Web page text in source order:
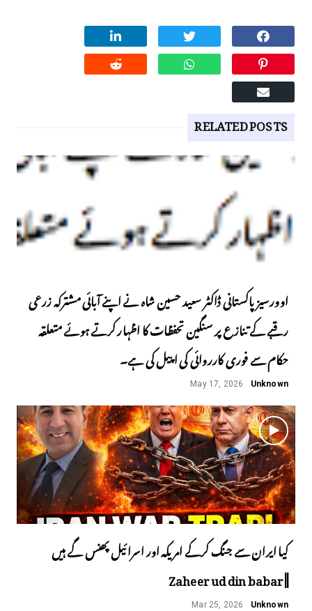
RELATED POSTS
اوورسیز پاکستانی ڈاکٹر سعید حسین شاہ نے اپنے آبائی مشترکہ زرعی
رقبے کے تنازع پر سنگین تحفظات کا اظہار کرتے ہوئے متعلقہ
حکام سے فوری کارروائی کی اپیل کی ہے۔
Unknown
May 17, 2026
کیا ایران سے جنگ کرکے امریکہ اور اسرائیل پھنس گے ہیں
||Zaheer ud din babar
Unknown
Mar 25, 2026